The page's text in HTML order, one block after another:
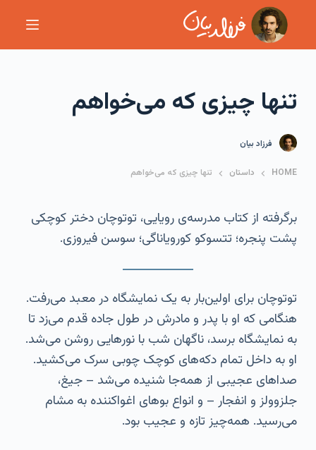
تنها چیزی که می‌خواهم
فرزاد بیان
HOME داستان تنها چیزی که می‌خواهم
برگرفته از کتاب مدرسه‌ی رویایی، توتوچان دختر کوچکی
پشت پنجره؛ تتسوکو کورویاناگی؛ سوسن فیروزی.
توتوچان برای اولین‌بار به یک نمایشگاه در معبد می‌رفت.
هنگامی که او با پدر و مادرش در طول جاده قدم می‌زد تا
به نمایشگاه برسد، ناگهان شب با نورهایی روشن می‌شد.
او به داخل تمام دکه‌های کوچک چوبی سرک می‌کشید.
صداهای عجیبی از همه‌جا شنیده می‌شد – جیغ،
جلزوولز و انفجار – و انواع بوهای اغواکننده به مشام
می‌رسید. همه‌چیز تازه و عجیب بود.